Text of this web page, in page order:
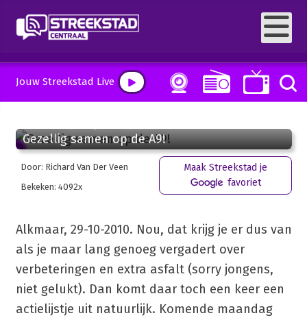
Jouw Streekstad Live
Gezellig samen op de A9!
Door: Richard Van Der Veen
Bekeken: 4092x
Maak Streekstad je
favoriet
Alkmaar, 29-10-2010. Nou, dat krijg je er dus van
als je maar lang genoeg vergadert over
verbeteringen en extra asfalt (sorry jongens,
niet gelukt). Dan komt daar toch een keer een
actielijstje uit natuurlijk. Komende maandag